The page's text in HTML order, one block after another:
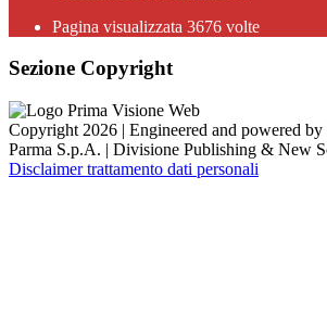
Pagina visualizzata 3676 volte
Sezione Copyright
Copyright 2026 | Engineered and powered
Parma S.p.A. | Divisione Publishing & New
Disclaimer trattamento dati personali